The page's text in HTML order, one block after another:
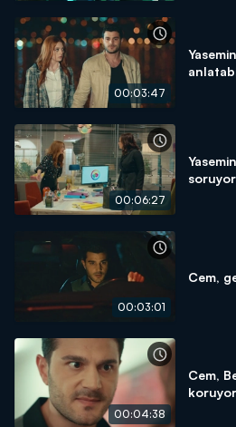
00:03:47
00:06:27
00:03:01
Cem,
00:04:38
Cem,